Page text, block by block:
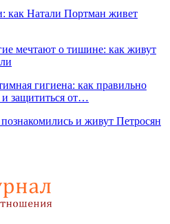
как Натали Портман живет
мечтают о тишине: как живут
гигиена: как правильно
защититься от…
и живут Петросян